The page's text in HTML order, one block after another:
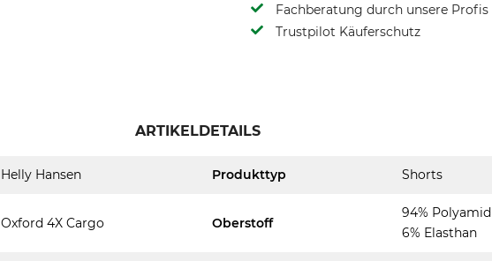
Fachberatung durch unsere Profis
Trustpilot Käuferschutz
ARTIKELDETAILS
Helly Hansen Produkttyp Shorts
Oxford 4X Cargo Oberstoff
94% Polyamid
6% Elasthan